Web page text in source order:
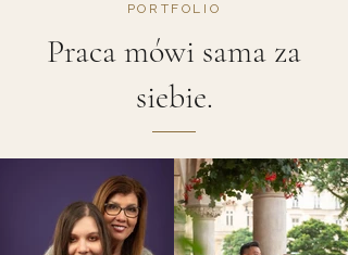
PORTFOLIO
Praca mówi sama za
siebie.